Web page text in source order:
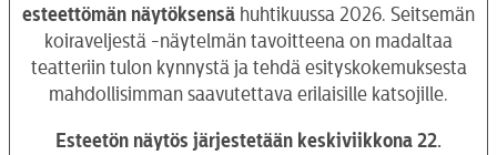
esteettömän näytöksensä huhtikuussa 2026. Seitsemän
koiraveljestä -näytelmän tavoitteena on madaltaa
teatteriin tulon kynnystä ja tehdä esityskokemuksesta
mahdollisimman saavutettava erilaisille katsojille.
Esteetön näytös järjestetään keskiviikkona 22.